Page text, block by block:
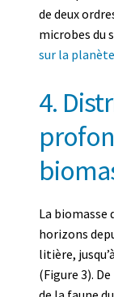
de deux
microbes du
sur la planète
4.
La biomasse
horizons
litière,
(Figure 3).